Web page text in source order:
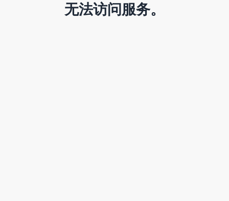
无法访问服务。